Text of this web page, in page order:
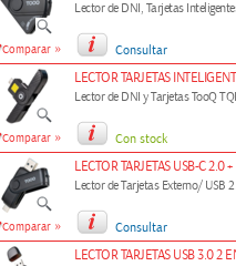
Comparar »
Lector de DNI, Tarjetas
Consultar
Comparar »
LECTOR TARJETAS
Lector de DNI y Tarjetas TooQ
Con stock
Comparar »
LECTOR TARJETAS USB-C 2.0
Lector de Tarjetas Externo/ USB
Consultar
LECTOR TARJETAS USB 3.0 2